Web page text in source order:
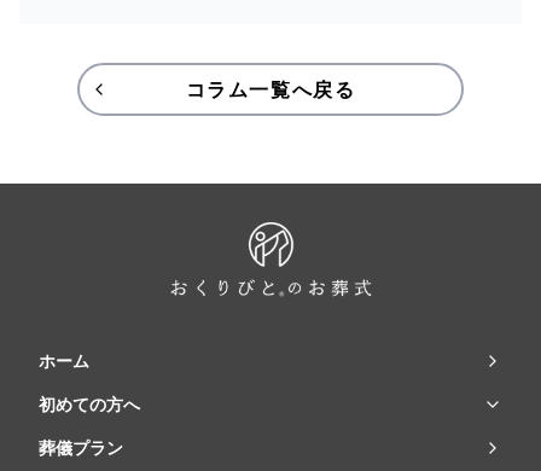
コラム一覧へ戻る
ホーム
初めての方へ
葬儀プラン